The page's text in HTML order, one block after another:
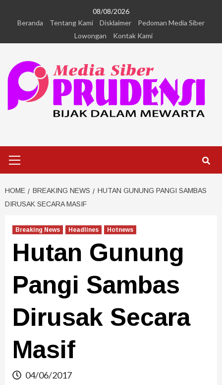
08/08/2026
Beranda
Tentang Kami Disklaimer
Pedoman Media Siber
Lowongan
Kontak Kami
HOME BREAKING NEWS
HUTAN GUNUNG PANGI SAMBAS
DIRUSAK SECARA MASIF
Breaking News Headlines Hotnews
Hutan Gunung
Pangi Sambas
Dirusak Secara
Masif
04/06/2017